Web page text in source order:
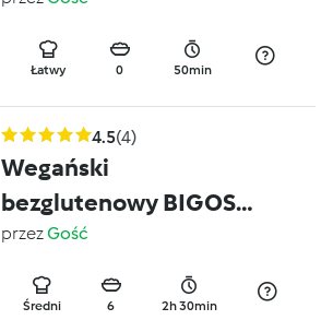
Łatwy 0 50min
4.5(4)
Wegański
bezglutenowy BIGOS
wytrawny.
przezGość
Średni 6 2h 30min